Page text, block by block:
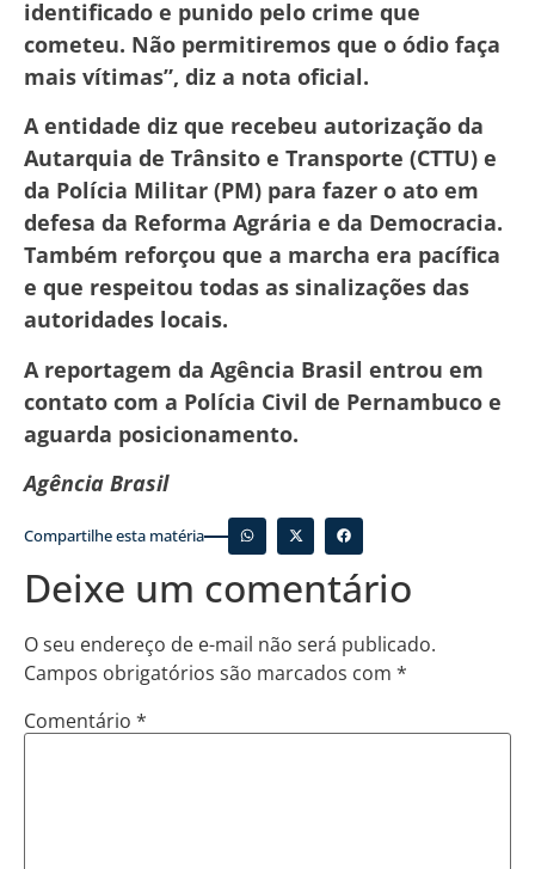
identificado e punido pelo crime que
cometeu. Não permitiremos que o ódio faça
mais vítimas”, diz a nota oficial.
A entidade diz que recebeu autorização da
Autarquia de Trânsito e Transporte (CTTU) e
da Polícia Militar (PM) para fazer o ato em
defesa da Reforma Agrária e da Democracia.
Também reforçou que a marcha era pacífica
e que respeitou todas as sinalizações das
autoridades locais.
A reportagem da Agência Brasil entrou em
contato com a Polícia Civil de Pernambuco e
aguarda posicionamento.
Agência Brasil
Compartilhe esta matéria
Deixe um comentário
O seu endereço de e-mail não será publicado.
Campos obrigatórios são marcados com *
Comentário *